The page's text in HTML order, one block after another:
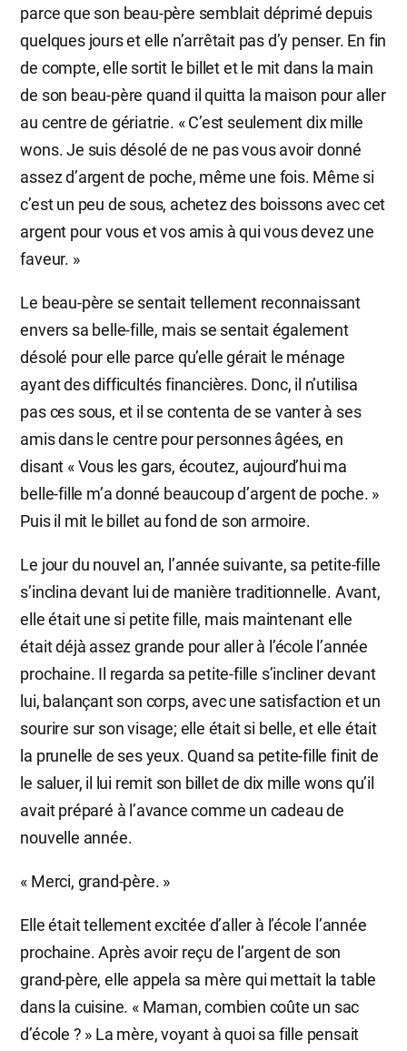
parce que son beau-père semblait déprimé depuis
quelques jours et elle n’arrêtait pas d’y penser. En fin
de compte, elle sortit le billet et le mit dans la main
de son beau-père quand il quitta la maison pour aller
au centre de gériatrie. « C’est seulement dix mille
wons. Je suis désolé de ne pas vous avoir donné
assez d’argent de poche, même une fois. Même si
c’est un peu de sous, achetez des boissons avec cet
argent pour vous et vos amis à qui vous devez une
faveur. »
Le beau-père se sentait tellement reconnaissant
envers sa belle-fille, mais se sentait également
désolé pour elle parce qu’elle gérait le ménage
ayant des difficultés financières. Donc, il n’utilisa
pas ces sous, et il se contenta de se vanter à ses
amis dans le centre pour personnes âgées, en
disant « Vous les gars, écoutez, aujourd’hui ma
belle-fille m’a donné beaucoup d’argent de poche. »
Puis il mit le billet au fond de son armoire.
Le jour du nouvel an, l’année suivante, sa petite-fille
s’inclina devant lui de manière traditionnelle. Avant,
elle était une si petite fille, mais maintenant elle
était déjà assez grande pour aller à l’école l’année
prochaine. Il regarda sa petite-fille s’incliner devant
lui, balançant son corps, avec une satisfaction et un
sourire sur son visage; elle était si belle, et elle était
la prunelle de ses yeux. Quand sa petite-fille finit de
le saluer, il lui remit son billet de dix mille wons qu’il
avait préparé à l’avance comme un cadeau de
nouvelle année.
« Merci, grand-père. »
Elle était tellement excitée d’aller à l’école l’année
prochaine. Après avoir reçu de l’argent de son
grand-père, elle appela sa mère qui mettait la table
dans la cuisine. « Maman, combien coûte un sac
d’école ? » La mère, voyant à quoi sa fille pensait